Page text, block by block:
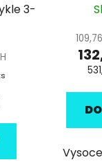
3-